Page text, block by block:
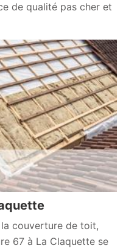
de qualité pas cher et
couverture de toit,
67 à La Claquette se